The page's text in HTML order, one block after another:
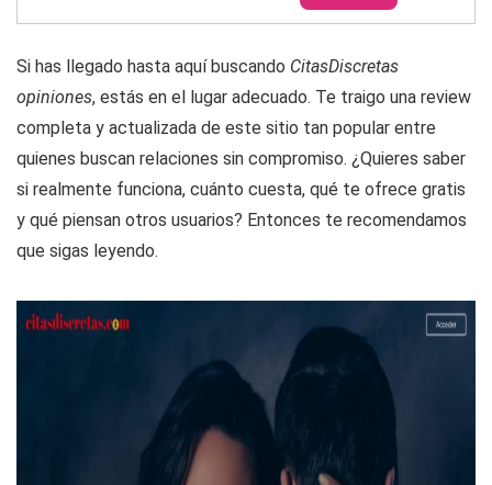
Si has llegado hasta aquí buscando CitasDiscretas
opiniones, estás en el lugar adecuado. Te traigo una review
completa y actualizada de este sitio tan popular entre
quienes buscan relaciones sin compromiso. ¿Quieres saber
si realmente funciona, cuánto cuesta, qué te ofrece gratis
y qué piensan otros usuarios? Entonces te recomendamos
que sigas leyendo.